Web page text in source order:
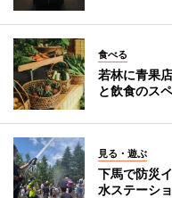
食べる
若林に青果
と飲食のス
見る・遊ぶ
下馬で防災
水ステーシ